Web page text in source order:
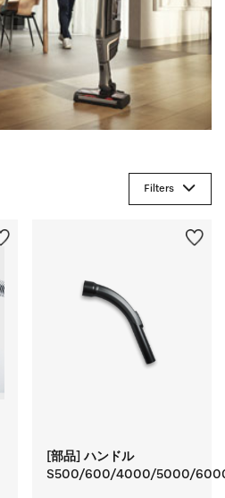
Filters
[部品] ハンドル
S500/600/4000/5000/